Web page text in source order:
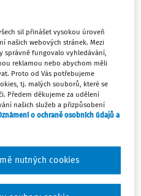
ucelenou metodickou
s dětmi s nedostatečnou
V Česku moc takových
Bedekru sociálním
podpůrných opatření, který
je stručně popsáno mnoho
se snažíme pomocí příběhu
jak dané postupy a metody
sil přinášet vysokou úroveň
našich webových stránek. Mezi
správně fungovalo vyhledávání,
reklamou nebo abychom měli
Proto od Vás potřebujeme
tj. malých souborů, které se
Předem děkujeme za udělení
našich služeb a přizpůsobení
o ochraně osobních údajů a
nutných cookies